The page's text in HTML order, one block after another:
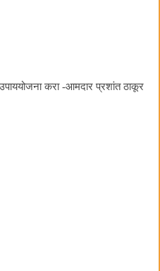
करा -आमदार प्रशांत ठाकूर